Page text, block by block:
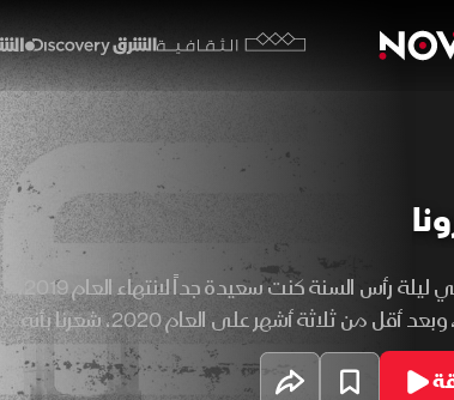
الثقافية الشرق Discovery
31 ديسمبر 2019.. في ليلة رأس السنة كنت سعيدة جداً لانتهاء العام 2019،
لأنه كان عاماً قاسياً، وبعد أقل من ثلاثة أشهر على العام 2020، شعرنا بأنه
العام الأول من الوباء،